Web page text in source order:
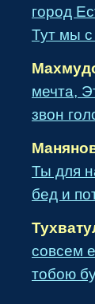
город
Тут мы с
мечта,
звон
Ты для
бед и
совсем
тобою